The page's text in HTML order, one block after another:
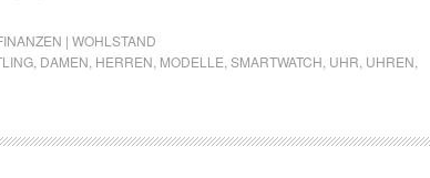
| WOHLSTAND
DAMEN HERREN MODELLE SMARTWATCH UHR UHREN